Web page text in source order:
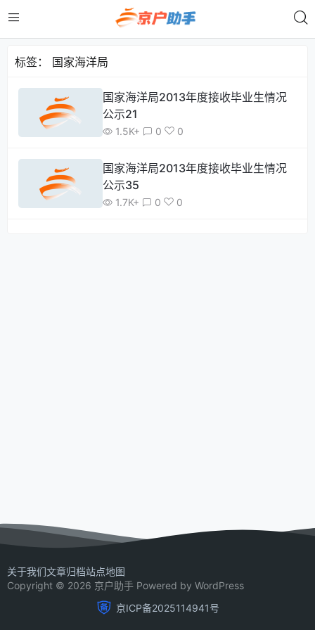
标签： 国家海洋局
国家海洋局2013年度接收毕业生情况
公示21
1.5K+ 0 0
国家海洋局2013年度接收毕业生情况
公示35
1.7K+ 0 0
关于我们文章归档站点地图
Copyright © 2026 京户助手 Powered by WordPress
京ICP备2025114941号